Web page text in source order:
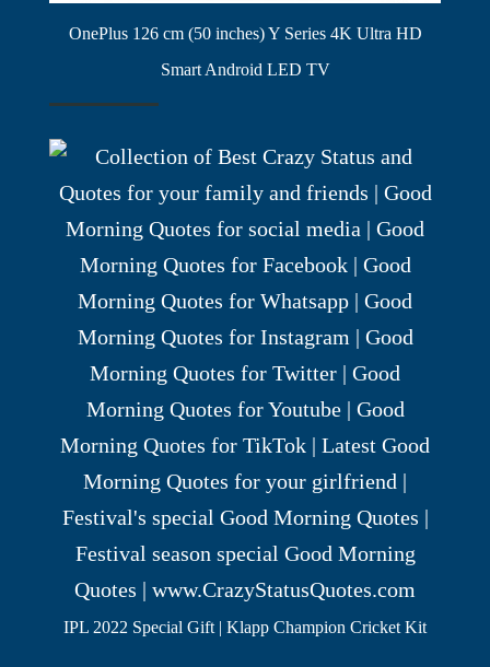
OnePlus 126 cm (50 inches) Y Series 4K Ultra HD
Smart Android LED TV
IPL 2022 Special Gift | Klapp Champion Cricket Kit